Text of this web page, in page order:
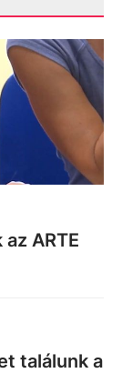
ARTE
találunk a